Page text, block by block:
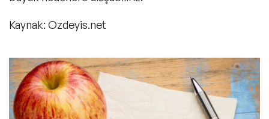
Kaynak: Ozdeyis.net